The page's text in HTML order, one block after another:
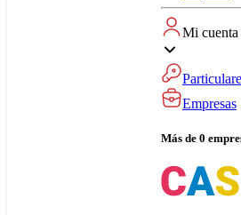
Mi cuenta
Empresas
Más de 0